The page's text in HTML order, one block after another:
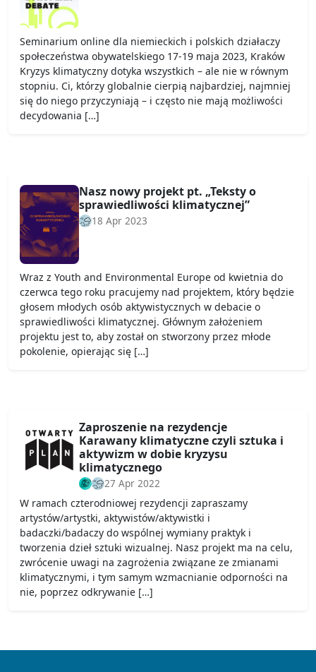
Seminarium online dla niemieckich i polskich działaczy
społeczeństwa obywatelskiego 17-19 maja 2023, Kraków
Kryzys klimatyczny dotyka wszystkich – ale nie w równym
stopniu. Ci, którzy globalnie cierpią najbardziej, najmniej
się do niego przyczyniają – i często nie mają możliwości
decydowania […]
Nasz nowy projekt pt. „Teksty o
sprawiedliwości klimatycznej”
18 Apr 2023
Wraz z Youth and Environmental Europe od kwietnia do
czerwca tego roku pracujemy nad projektem, który będzie
głosem młodych osób aktywistycznych w debacie o
sprawiedliwości klimatycznej. Głównym założeniem
projektu jest to, aby został on stworzony przez młode
pokolenie, opierając się […]
Zaproszenie na rezydencje
Karawany klimatyczne czyli sztuka i
aktywizm w dobie kryzysu
klimatycznego
27 Apr 2022
W ramach czterodniowej rezydencji zapraszamy
artystów/artystki, aktywistów/aktywistki i
badaczki/badaczy do wspólnej wymiany praktyk i
tworzenia dzieł sztuki wizualnej. Nasz projekt ma na celu,
zwrócenie uwagi na zagrożenia związane ze zmianami
klimatycznymi, i tym samym wzmacnianie odporności na
nie, poprzez odkrywanie […]